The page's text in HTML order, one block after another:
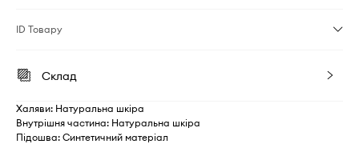
ID Товару
Склад
Халяви: Натуральна шкіра
Внутрішня частина: Натуральна шкіра
Підошва: Синтетичний матеріал